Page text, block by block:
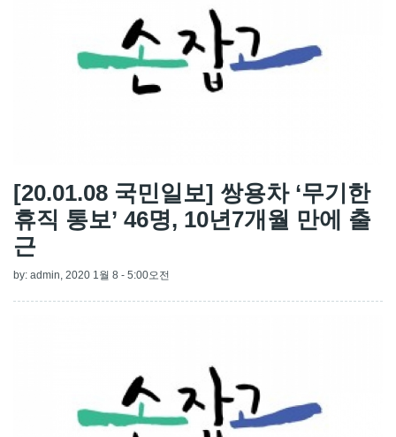
[20.01.08 국민일보] 쌍용차 ‘무기한
휴직 통보’ 46명, 10년7개월 만에 출
근
by: admin, 2020 1월 8 - 5:00오전